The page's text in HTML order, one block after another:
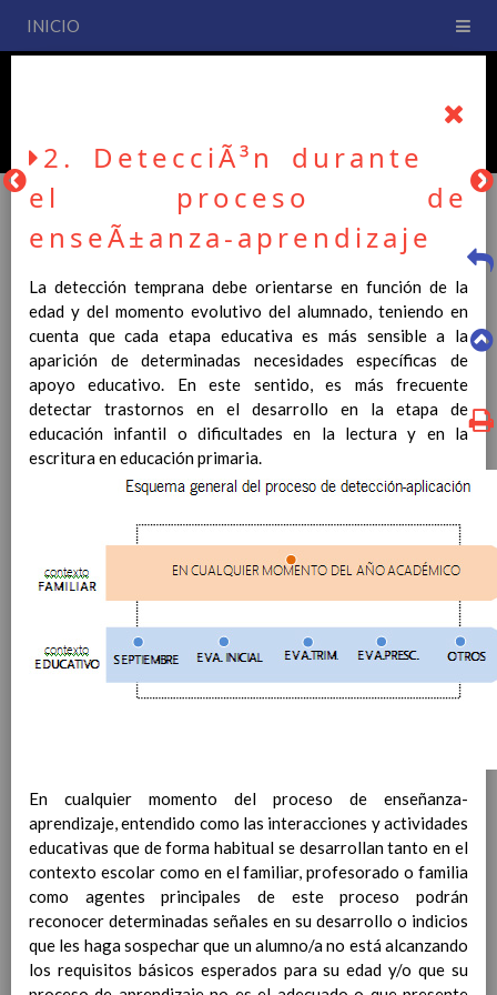
INICIO
CEIP San Fernando
PLAN DE CENTRO
La entrada en vigor del Real Decreto 126/2014, de 28 de
febrero, por el que se establece el currículo básico de la
Educación Primaria, se ha hecho necesario la revisión y
adecuación de nuestro Plan de Centro a esta normativa, el cual
usted podrá consultar desde este sitio web.
Esperamos que sea de su interés.
Contenido
IntroducciÃ³n
Proyecto Educativo
Marco Normativo
Objetivos propios para la mejora del rendimiento
escolar
en las Ã¡reas de la educaciÃ³n en valores y otras
enseÃ±anzas
EducaciÃ³n Infantil (Segundo Ciclo)
Objetivos generales 15 noviembre 2019
Ãreas Curriculares
InterrelaciÃ³n de las inteligencias
mÃºltiples con los objetivos generales
y de Ã¡reas curriculares.
2. DetecciÃ³n durante
el proceso de
enseÃ±anza-aprendizaje
La detección temprana debe orientarse en función de la
edad y del momento evolutivo del alumnado, teniendo en
cuenta que cada etapa educativa es más sensible a la
aparición de determinadas necesidades específicas de
apoyo educativo. En este sentido, es más frecuente
detectar trastornos en el desarrollo en la etapa de
educación infantil o dificultades en la lectura y en la
escritura en educación primaria.
En cualquier momento del proceso de enseñanza-
aprendizaje, entendido como las interacciones y actividades
educativas que de forma habitual se desarrollan tanto en el
contexto escolar como en el familiar, profesorado o familia
como agentes principales de este proceso podrán
reconocer determinadas señales en su desarrollo o indicios
que les haga sospechar que un alumno/a no está alcanzando
los requisitos básicos esperados para su edad y/o que su